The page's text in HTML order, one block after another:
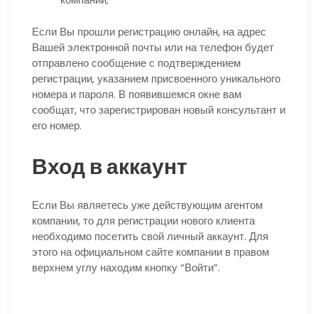
Если Вы прошли регистрацию онлайн, на адрес
Вашей электронной почты или на телефон будет
отправлено сообщение с подтверждением
регистрации, указанием присвоенного уникального
номера и пароля. В появившемся окне вам
сообщат, что зарегистрирован новый консультант и
его номер.
Вход в аккаунт
Если Вы являетесь уже действующим агентом
компании, то для регистрации нового клиента
необходимо посетить свой личный аккаунт. Для
этого на официальном сайте компании в правом
верхнем углу находим кнопку “Войти”.